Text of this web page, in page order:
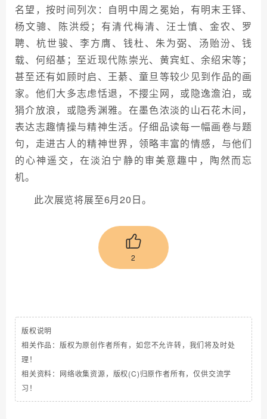
名望，按时间列次：自明中周之冕始，有明末王铎、
杨文骢、陈洪绶；有清代梅清、汪士慎、金农、罗
聘、杭世骏、李方膺、钱杜、朱为弼、汤贻汾、钱
载、何绍基；至近现代陈崇光、黄宾虹、余绍宋等；
甚至还有如顾时启、王綦、童旦等较少见到作品的画
家。他们大多志虑恬退，不撄尘网，或隐逸澹泊，或
狷介放浪，或隐秀渊雅。在墨色浓淡的山石花木间，
表达志趣情操与精神生活。仔细品读每一幅画卷与题
句，走进古人的精神世界，领略丰富的情感，与他们
的心神遥交，在淡泊宁静的审美意趣中，陶然而忘
机。
此次展览将展至6月20日。
2
版权说明
相关作品：版权为原创作者所有，如您不允许转，我们将及时处
理！
相关资料：网络收集资源，版权(C)归原作者所有，仅供交流学
习！